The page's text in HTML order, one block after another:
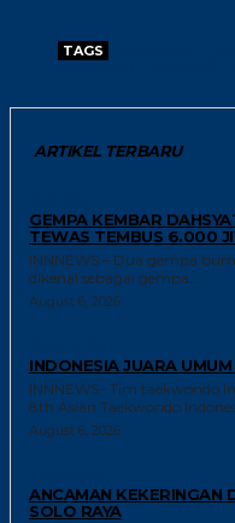
TAGS
SURACHATE HAKPARN
ARTIKEL TERBARU
GEMPA KEMBAR
TEWAS TEMBUS 6.000
INNNEWS – Dua gempa
dikenal sebagai gempa...
August 6, 2026
INDONESIA JUARA
INNNEWS– Tim taekwondo
8th Asian Taekwondo
August 6, 2026
ANCAMAN KEKERINGAN
SOLO RAYA